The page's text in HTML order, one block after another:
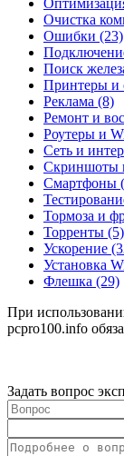
Очистка
Ошибки (23)
Поиск
Принтеры и
Реклама (8)
Ремонт и
Роутеры и
Сеть и
Скриншоты
Смартфоны
Тормоза и
Торренты (5)
Ускорение
Установка
Флешка (29)
При
pcpro100.info
Задать вопрос